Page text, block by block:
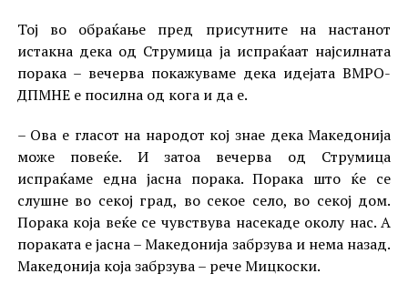
Тој во обраќање пред присутните на настанот
истакна дека од Струмица ја испраќаат најсилната
порака – вечерва покажуваме дека идејата ВМРО-
ДПМНЕ е посилна од кога и да е.
– Ова е гласот на народот кој знае дека Македонија
може повеќе. И затоа вечерва од Струмица
испраќаме една јасна порака. Порака што ќе се
слушне во секој град, во секое село, во секој дом.
Порака која веќе се чувствува насекаде околу нас. А
пораката е јасна – Македонија забрзува и нема назад.
Македонија која забрзува – рече Мицкоски.